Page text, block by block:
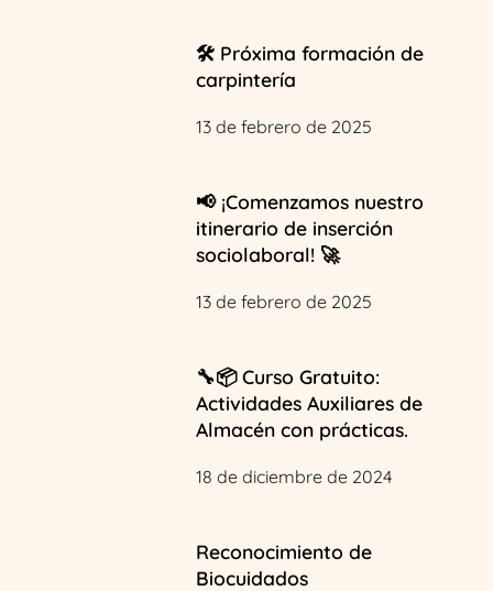
🛠️ Próxima formación de
carpintería
13 de febrero de 2025
📢 ¡Comenzamos nuestro
itinerario de inserción
sociolaboral! 🚀
13 de febrero de 2025
🔧📦 Curso Gratuito:
Actividades Auxiliares de
Almacén con prácticas.
18 de diciembre de 2024
Reconocimiento de
Biocuidados